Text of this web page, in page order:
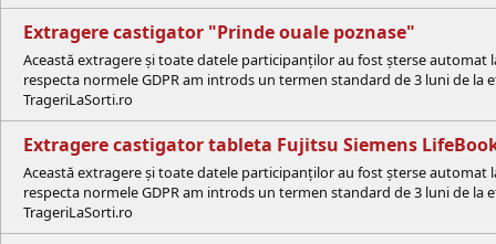
Extragere castigator "Prinde ouale poznase"
Această extragere și toate datele participanților au fost șterse
respecta normele GDPR am introds un termen standard de 3 luni de
TrageriLaSorti.ro
Extragere castigator tableta Fujitsu Siemens
Această extragere și toate datele participanților au fost șterse
respecta normele GDPR am introds un termen standard de 3 luni de
TrageriLaSorti.ro